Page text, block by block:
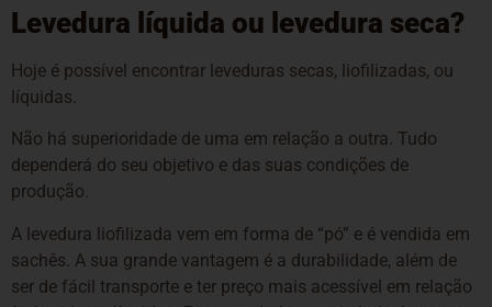
Levedura líquida ou levedura seca?
Hoje é possível encontrar leveduras secas, liofilizadas, ou
líquidas.
Não há superioridade de uma em relação a outra. Tudo
dependerá do seu objetivo e das suas condições de
produção.
A levedura liofilizada vem em forma de “pó” e é vendida em
sachês. A sua grande vantagem é a durabilidade, além de
ser de fácil transporte e ter preço mais acessível em relação